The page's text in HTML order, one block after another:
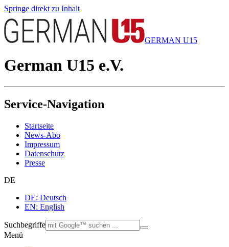
Springe direkt zu Inhalt
GERMAN U15
German U15 e.V.
Service-Navigation
Startseite
News-Abo
Impressum
Datenschutz
Presse
DE
DE: Deutsch
EN: English
Suchbegriffe
Menü